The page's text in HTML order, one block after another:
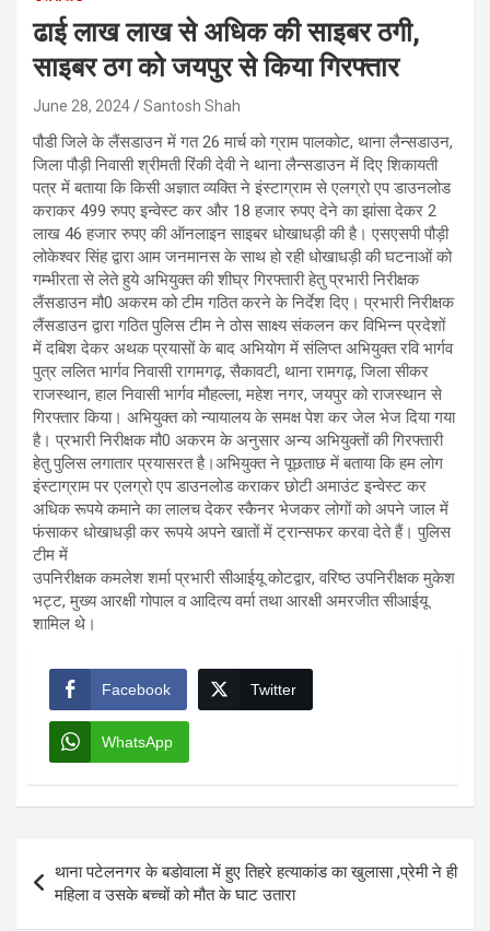
ढाई लाख लाख से अधिक की साइबर ठगी,
साइबर ठग को जयपुर से किया गिरफ्तार
June 28, 2024 Santosh Shah
पौडी जिले के लैंसडाउन में गत 26 मार्च को ग्राम पालकोट, थाना लैन्सडाउन,
जिला पौड़ी निवासी श्रीमती रिंकी देवी ने थाना लैन्सडाउन में दिए शिकायती
पत्र में बताया कि किसी अज्ञात व्यक्ति ने इंस्टाग्राम से एलग्रो एप डाउनलोड
कराकर 499 रुपए इन्वेस्ट कर और 18 हजार रुपए देने का झांसा देकर 2
लाख 46 हजार रुपए की ऑनलाइन साइबर धोखाधड़ी की है। एसएसपी पौड़ी
लोकेश्वर सिंह द्वारा आम जनमानस के साथ हो रही धोखाधड़ी की घटनाओं को
गम्भीरता से लेते हुये अभियुक्त की शीघ्र गिरफ्तारी हेतु प्रभारी निरीक्षक
लैंसडाउन मौ0 अकरम को टीम गठित करने के निर्देश दिए। प्रभारी निरीक्षक
लैंसडाउन द्वारा गठित पुलिस टीम ने ठोस साक्ष्य संकलन कर विभिन्न प्रदेशों
में दबिश देकर अथक प्रयासों के बाद अभियोग में संलिप्त अभियुक्त रवि भार्गव
पुत्र ललित भार्गव निवासी रागमगढ़, सैकावटी, थाना रामगढ़, जिला सीकर
राजस्थान, हाल निवासी भार्गव मौहल्ला, महेश नगर, जयपुर को राजस्थान से
गिरफ्तार किया। अभियुक्त को न्यायालय के समक्ष पेश कर जेल भेज दिया गया
है। प्रभारी निरीक्षक मौ0 अकरम के अनुसार अन्य अभियुक्तों की गिरफ्तारी
हेतु पुलिस लगातार प्रयासरत है।अभियुक्त ने पूछताछ में बताया कि हम लोग
इंस्टाग्राम पर एलग्रो एप डाउनलोड कराकर छोटी अमाउंट इन्वेस्ट कर
अधिक रूपये कमाने का लालच देकर स्कैनर भेजकर लोगों को अपने जाल में
फंसाकर धोखाधड़ी कर रूपये अपने खातों में ट्रान्सफर करवा देते हैं। पुलिस
टीम में
उपनिरीक्षक कमलेश शर्मा प्रभारी सीआईयू कोटद्वार, वरिष्ठ उपनिरीक्षक मुकेश
भट्ट, मुख्य आरक्षी गोपाल व आदित्य वर्मा तथा आरक्षी अमरजीत सीआईयू
शामिल थे।
Facebook Twitter
WhatsApp
navigation
थाना पटेलनगर के बडोवाला में हुए तिहरे हत्याकांड का खुलासा ,प्रेमी ने ही
महिला व उसके बच्चों को मौत के घाट उतारा